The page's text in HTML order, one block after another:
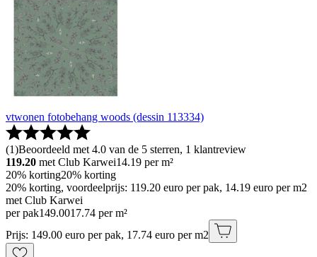
vtwonen fotobehang woods (dessin 113334)
(1)Beoordeeld met 4.0 van de 5 sterren, 1 klantreview
119.20 met Club Karwei14.19 per m²
20% korting20% korting
20% korting, voordeelprijs: 119.20 euro per pak, 14.19 euro per m2
met Club Karwei
per pak149.0017.74 per m²
Prijs: 149.00 euro per pak, 17.74 euro per m2